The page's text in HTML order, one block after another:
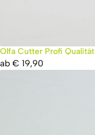
Olfa Cutter Profi Qualität
ab € 19,90